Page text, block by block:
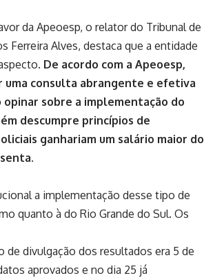
da Apeoesp, o relator do Tribunal de
Ferreira Alves, destaca que a entidade
De acordo com a Apeoesp,
uma consulta abrangente e efetiva
opinar sobre a implementação do
descumpre princípios de
ganhariam um salário maior do
a implementação desse tipo de
quanto à do Rio Grande do Sul. Os
de divulgação dos resultados era 5 de
aprovados e no dia 25 já